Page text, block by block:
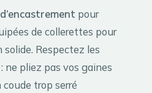
pour
de collerettes pour
Respectez les
ne pliez pas vos gaines
trop serré